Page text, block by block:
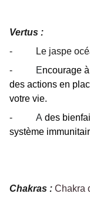
Vertus :
- Le jaspe
-
Encourage à
des actions en
votre vie.
-
A des
système
Chakras : Chakra